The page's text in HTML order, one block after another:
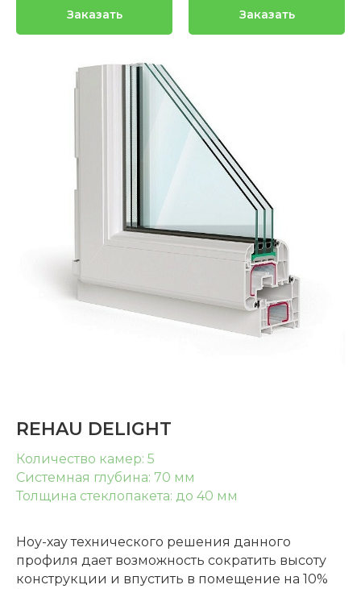
Заказать Заказать
REHAU DELIGHT
Количество камер: 5
Системная глубина: 70 мм
Толщина стеклопакета: до 40 мм
Ноу-хау технического решения данного
профиля дает возможность сократить высоту
конструкции и впустить в помещение на 10%